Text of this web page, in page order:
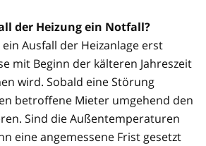
der Heizung ein Notfall?
Ausfall der Heizanlage erst
mit Beginn der kälteren Jahreszeit
wird. Sobald eine Störung
betroffene Mieter umgehend den
Sind die Außentemperaturen
eine angemessene Frist gesetzt